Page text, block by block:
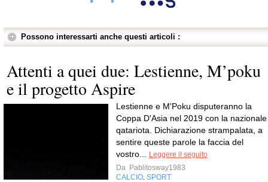
Possono interessarti anche questi articoli :
Attenti a quei due: Lestienne, M’poku
e il progetto Aspire
Lestienne e M'Poku disputeranno la
Coppa D'Asia nel 2019 con la nazionale
qatariota. Dichiarazione strampalata, a
sentire queste parole la faccia del
vostro...
Leggere il seguito
Da Pablitosway1983
CALCIO SPORT